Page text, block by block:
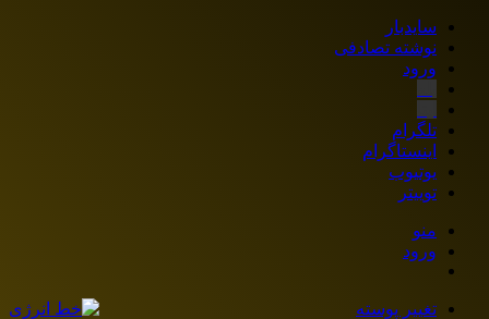
سایدبار
نوشته تصادفی
ورود
تلگرام
اینستاگرام
یوتیوب
توییتر
منو
ورود
تغییر پوسته